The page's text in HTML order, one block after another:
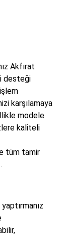
Akfırat
desteği
karşılamaya
modele
kaliteli
tüm tamir